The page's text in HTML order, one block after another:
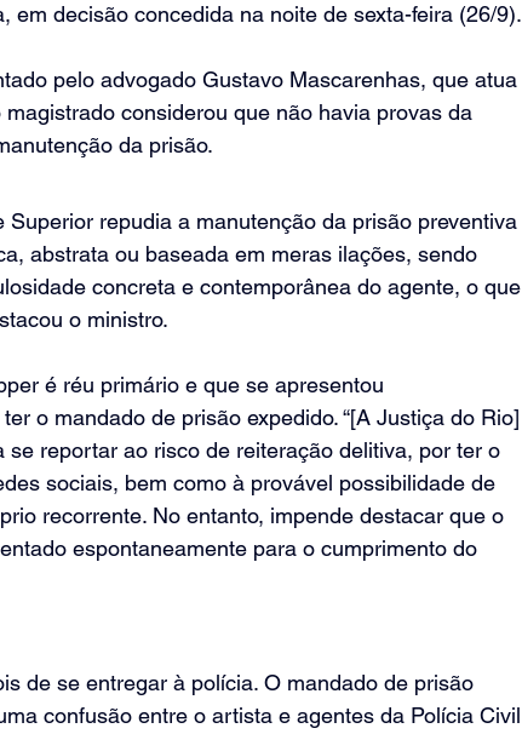
em decisão concedida na noite de sexta-feira (26/9).
pelo advogado Gustavo Mascarenhas, que atua
considerou que não havia provas da
da prisão.
repudia a manutenção da prisão preventiva
abstrata ou baseada em meras ilações, sendo
concreta e contemporânea do agente, o que
o ministro.
é réu primário e que se apresentou
o mandado de prisão expedido. “[A Justiça do Rio]
reportar ao risco de reiteração delitiva, por ter o
sociais, bem como à provável possibilidade de
recorrente. No entanto, impende destacar que o
espontaneamente para o cumprimento do
de se entregar à polícia. O mandado de prisão
confusão entre o artista e agentes da Polícia Civil